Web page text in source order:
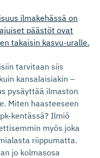
ilmakehässä on
päästöt ovat
takaisin kasvu-uralle.
tarvitaan siis
kansalaisiakin –
pysäyttää ilmaston
Miten haasteeseen
kentässä? Ilmiö
myös joka
riippumatta.
jo kolmasosa